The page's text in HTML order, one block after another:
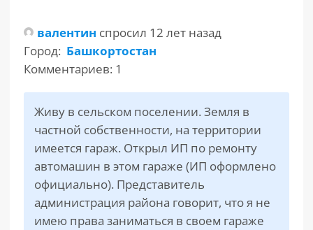
валентин спросил 12 лет назад
Город: Башкортостан
Комментариев: 1
Живу в сельском поселении. Земля в
частной собственности, на территории
имеется гараж. Открыл ИП по ремонту
автомашин в этом гараже (ИП оформлено
официально). Представитель
администрация района говорит, что я не
имею права заниматься в своем гараже